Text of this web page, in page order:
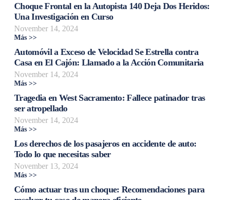
Choque Frontal en la Autopista 140 Deja Dos Heridos:
Una Investigación en Curso
November 14, 2024
Más >>
Automóvil a Exceso de Velocidad Se Estrella contra
Casa en El Cajón: Llamado a la Acción Comunitaria
November 14, 2024
Más >>
Tragedia en West Sacramento: Fallece patinador tras
ser atropellado
November 14, 2024
Más >>
Los derechos de los pasajeros en accidente de auto:
Todo lo que necesitas saber
November 13, 2024
Más >>
Cómo actuar tras un choque: Recomendaciones para